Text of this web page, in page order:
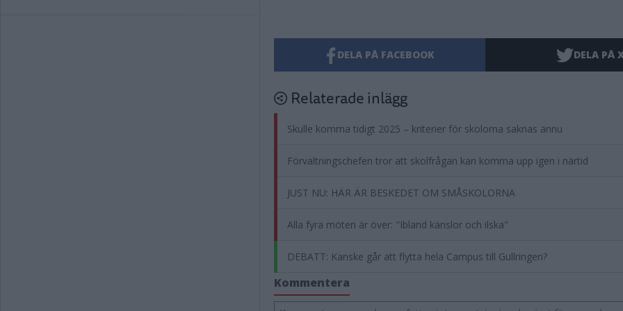
DELA PÅ FACEBOOK DELA PÅ
Relaterade inlägg
Skulle komma tidigt 2025 – kriterier för skolorna saknas ännu
Förvaltningschefen tror att skolfrågan kan komma upp igen i närtid
JUST NU: HÄR ÄR BESKEDET OM SMÅSKOLORNA
Alla fyra möten är över: "Ibland känslor och ilska"
DEBATT: Kanske går att flytta hela Campus till Gullringen?
Kommentera